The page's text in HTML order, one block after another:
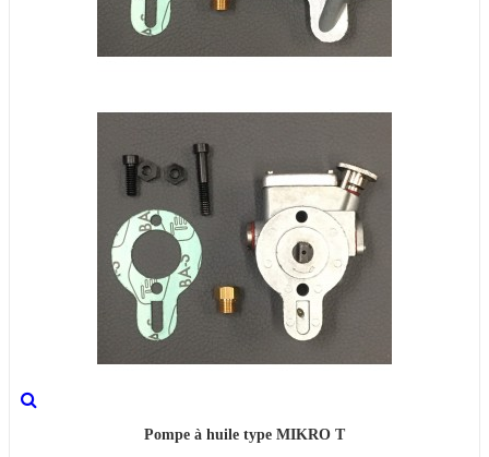
Pompe à huile type MIKRO T